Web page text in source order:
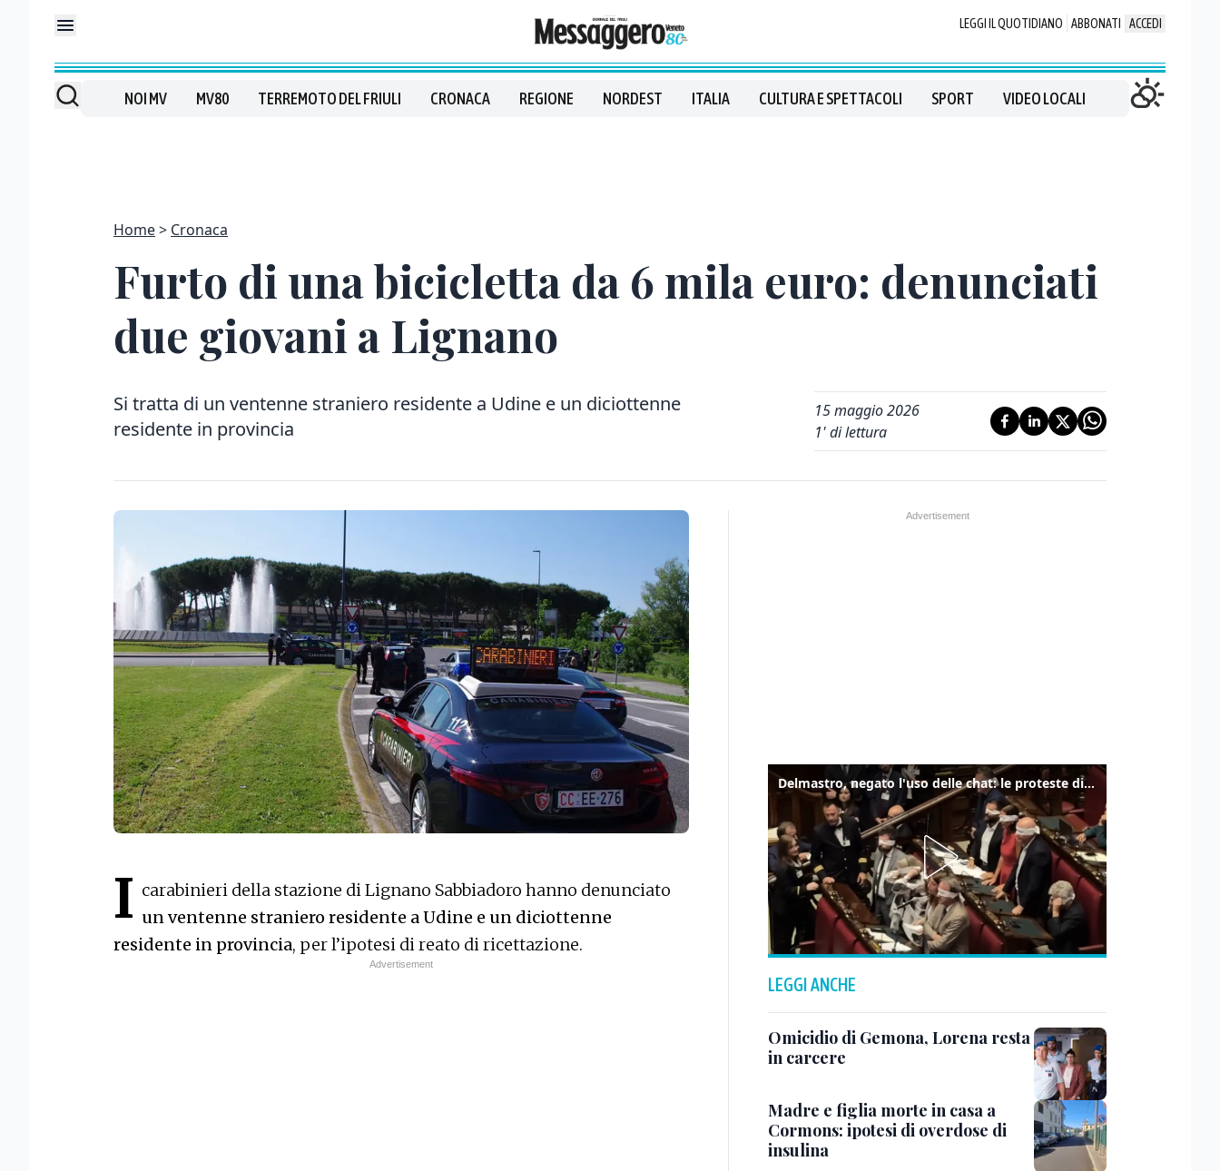
LEGGI IL QUOTIDIANO ABBONATI ACCEDI
NOI MV MV80 TERREMOTO DEL FRIULI CRONACA REGIONE NORDEST ITALIA CULTURA E SPETTACOLI SPORT VIDEO LOCALI
Home Cronaca
Furto di una bicicletta da 6 mila euro: denunciati
due giovani a Lignano
Si tratta di un ventenne straniero residente a Udine e un diciottenne
residente in provincia
15 maggio 2026
1' di lettura
I carabinieri della stazione di Lignano Sabbiadoro hanno denunciato
un ventenne straniero residente a Udine e un diciottenne
residente in provincia, per l’ipotesi di reato di ricettazione.
Delmastro, negato l'uso delle chat: le proteste di Avs e M5s
LEGGI ANCHE
Omicidio di Gemona, Lorena resta
in carcere
Madre e figlia morte in casa a
Cormons: ipotesi di overdose di
insulina